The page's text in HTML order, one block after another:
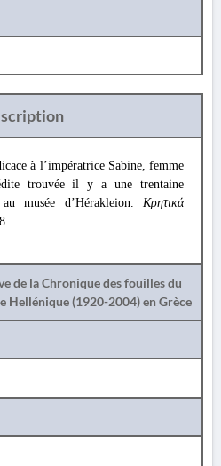
à l’impératrice Sabine, femme
trouvée il y a une trentaine
musée d’Hérakleion. Κρητικά
de la Chronique des fouilles du
Hellénique (1920-2004) en Grèce